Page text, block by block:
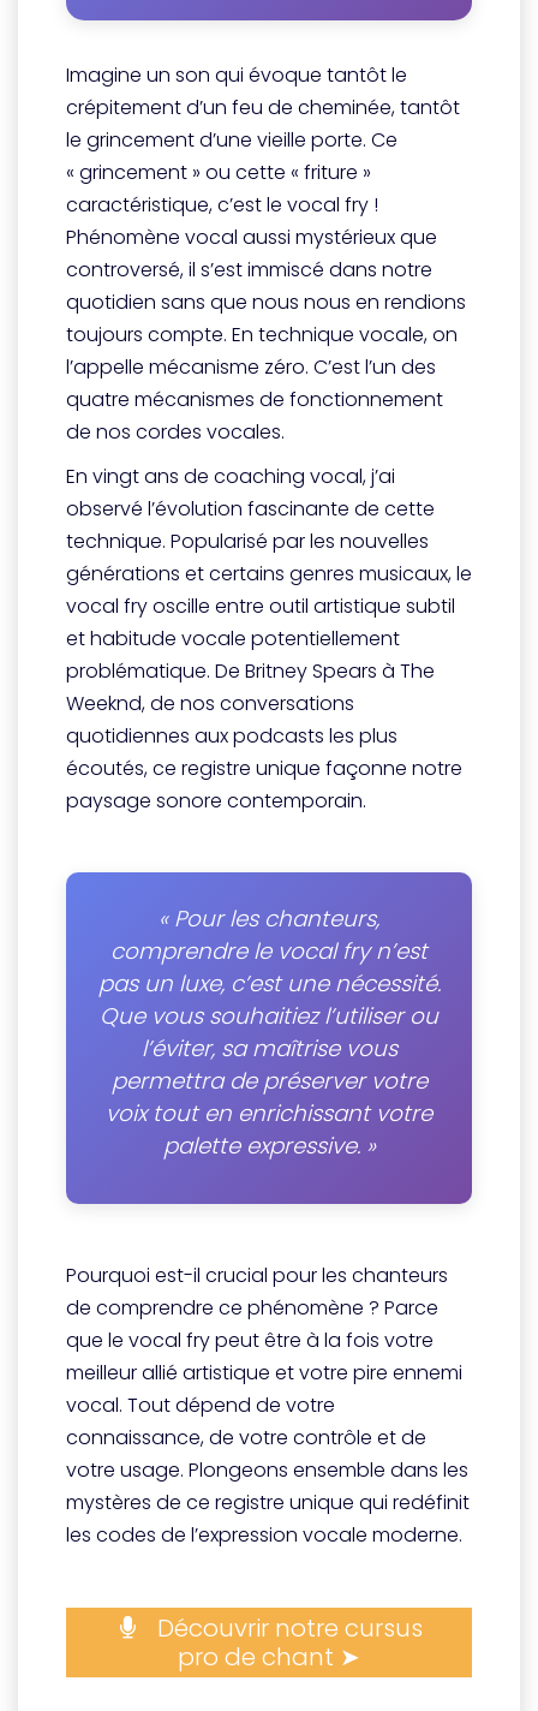
Imagine un son qui évoque tantôt le
crépitement d’un feu de cheminée, tantôt
le grincement d’une vieille porte. Ce
« grincement » ou cette « friture »
caractéristique, c’est le vocal fry !
Phénomène vocal aussi mystérieux que
controversé, il s’est immiscé dans notre
quotidien sans que nous nous en rendions
toujours compte. En technique vocale, on
l’appelle mécanisme zéro. C’est l’un des
quatre mécanismes de fonctionnement
de nos cordes vocales.
En vingt ans de coaching vocal, j’ai
observé l’évolution fascinante de cette
technique. Popularisé par les nouvelles
générations et certains genres musicaux, le
vocal fry oscille entre outil artistique subtil
et habitude vocale potentiellement
problématique. De Britney Spears à The
Weeknd, de nos conversations
quotidiennes aux podcasts les plus
écoutés, ce registre unique façonne notre
paysage sonore contemporain.
« Pour les chanteurs,
comprendre le vocal fry n’est
pas un luxe, c’est une nécessité.
Que vous souhaitiez l’utiliser ou
l’éviter, sa maîtrise vous
permettra de préserver votre
voix tout en enrichissant votre
palette expressive. »
Pourquoi est-il crucial pour les chanteurs
de comprendre ce phénomène ? Parce
que le vocal fry peut être à la fois votre
meilleur allié artistique et votre pire ennemi
vocal. Tout dépend de votre
connaissance, de votre contrôle et de
votre usage. Plongeons ensemble dans les
mystères de ce registre unique qui redéfinit
les codes de l’expression vocale moderne.
Découvrir notre cursus
pro de chant ➤